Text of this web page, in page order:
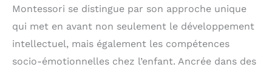
Montessori se distingue par son approche unique
qui met en avant non seulement le développement
intellectuel, mais également les compétences
socio-émotionnelles chez l’enfant. Ancrée dans des